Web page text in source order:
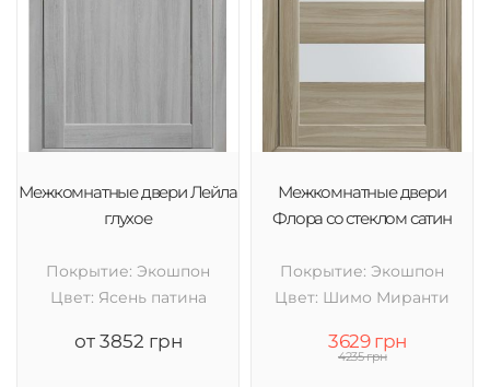
Межкомнатные двери Лейла
глухое
Покрытие: Экошпон
Цвет: Ясень патина
от 3852 грн
Межкомнатные двери
Флора со стеклом сатин
Покрытие: Экошпон
Цвет: Шимо Миранти
3629 грн
4235 грн